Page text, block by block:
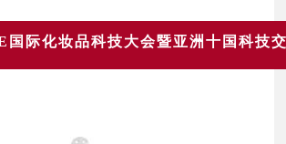
国际化妆品科技大会暨亚洲十国科技